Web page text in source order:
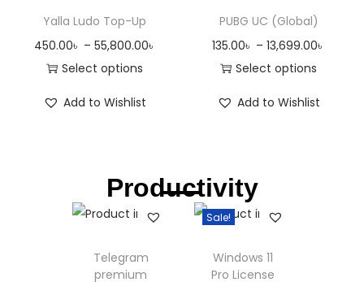
Yalla Ludo Top-Up
450.00৳ – 55,800.00৳
Select options
Add to Wishlist
PUBG UC (Global)
135.00৳ – 13,699.00৳
Select options
Add to Wishlist
Productivity
Telegram
premium
Sale!
Windows 11
Pro License